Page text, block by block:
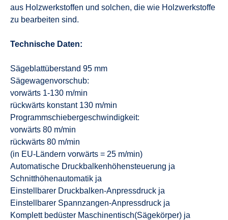
aus Holzwerkstoffen und solchen, die wie Holzwerkstoffe
zu bearbeiten sind.
Technische Daten:
Sägeblattüberstand 95 mm
Sägewagenvorschub:
vorwärts 1-130 m/min
rückwärts konstant 130 m/min
Programmschiebergeschwindigkeit:
vorwärts 80 m/min
rückwärts 80 m/min
(in EU-Ländern vorwärts = 25 m/min)
Automatische Druckbalkenhöhensteuerung ja
Schnitthöhenautomatik ja
Einstellbarer Druckbalken-Anpressdruck ja
Einstellbarer Spannzangen-Anpressdruck ja
Komplett bedüster Maschinentisch(Sägekörper) ja